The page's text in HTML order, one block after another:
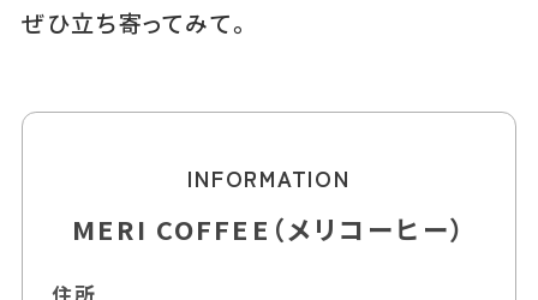
ぜひ立ち寄ってみて。
INFORMATION
MERI COFFEE（メリコーヒー）
住所